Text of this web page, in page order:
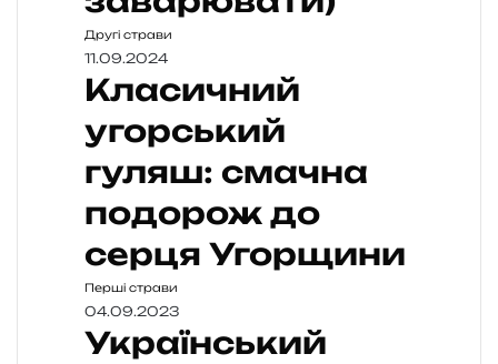
Другі страви
11.09.2024
Класичний
угорський
гуляш: смачна
подорож до
серця Угорщини
Перші страви
04.09.2023
Український